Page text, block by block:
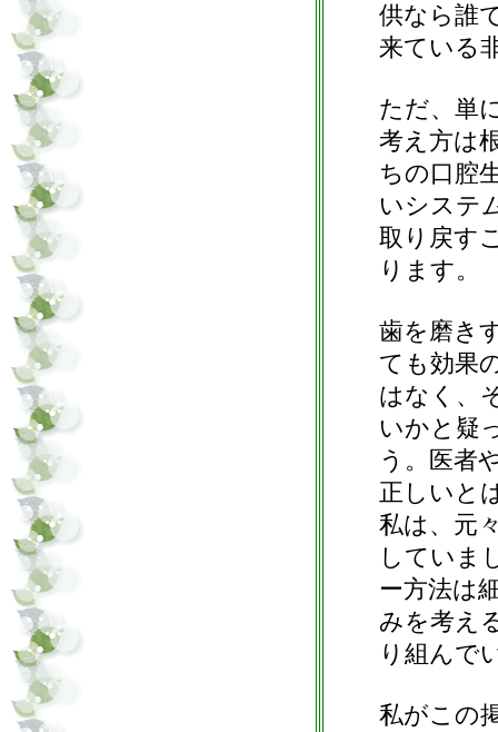
供なら誰
来ている
ただ、単
考え方は
ちの口腔
いシステ
取り戻す
ります。
歯を磨き
ても効果
はなく、
いかと疑
う。医者
正しいと
私は、元
していま
ー方法は
みを考え
り組んで
私がこの